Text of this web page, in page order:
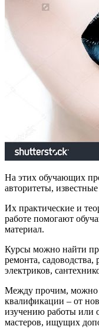
На этих обучающих
авторитеты,
Их практические и
работе помогают
материал.
Курсы можно найти
ремонта,
электриков,
Между прочим, можно
квалификации – от
изучению работы или
мастеров, ищущих